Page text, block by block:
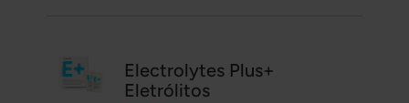
Electrolytes Plus+
Eletrólitos